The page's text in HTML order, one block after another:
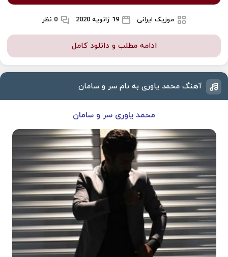
موزیک ایرانی 19 ژانویه 2020 0 نظر
ادامه مطلب و دانلود کامل
آهنگ محمد یاوری به نام سر و سامان
محمد یاوری سر و سامان